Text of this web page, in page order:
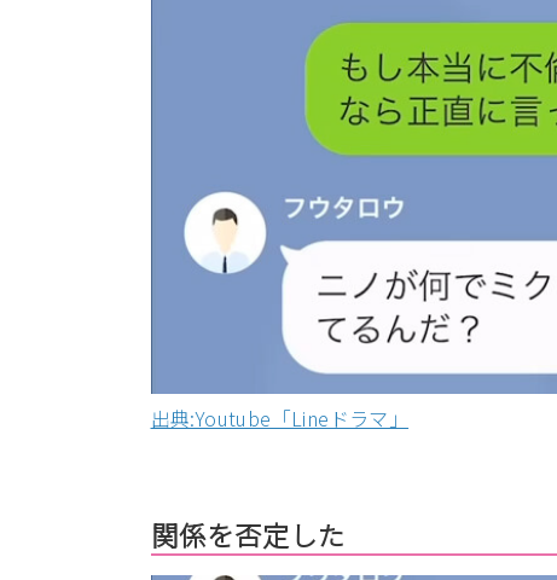
出典:Youtube「Lineドラマ」
関係を否定した